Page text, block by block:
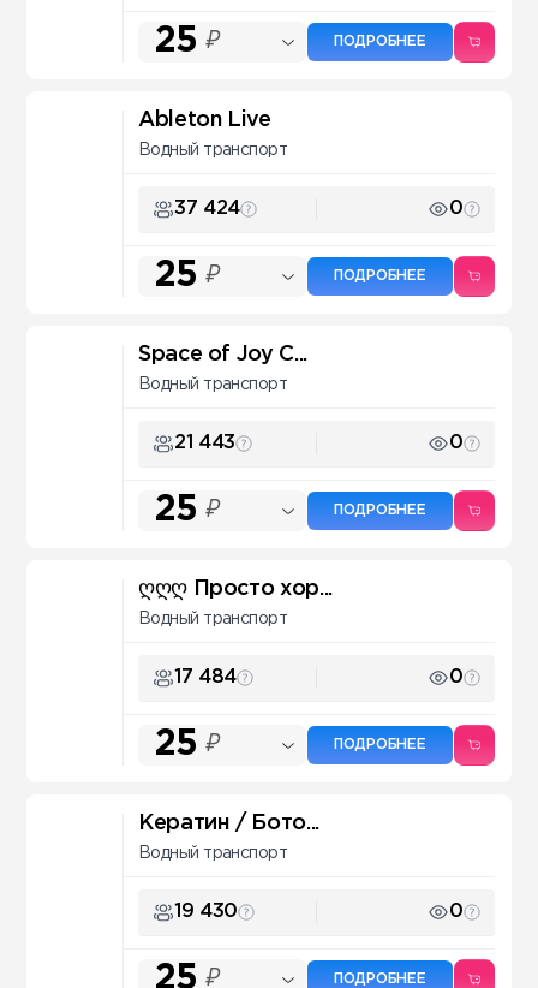
25 ₽ ПОДРОБНЕЕ
Ableton Live
Водный транспорт
37 424 0
25 ₽ ПОДРОБНЕЕ
Space of Joy C...
Водный транспорт
21 443 0
25 ₽ ПОДРОБНЕЕ
ღღღ Просто хор...
Водный транспорт
17 484 0
25 ₽ ПОДРОБНЕЕ
Кератин / Бото...
Водный транспорт
19 430 0
25 ₽ ПОДРОБНЕЕ